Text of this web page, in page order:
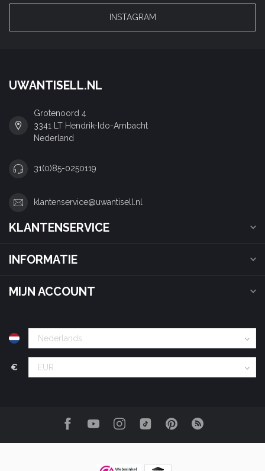
INSTAGRAM
UWANTISELL.NL
Grotenoord 4
3341 LT Hendrik-Ido-Ambacht
Nederland
31(0)85-0250119
klantenservice@uwantisell.nl
KLANTENSERVICE
INFORMATIE
MIJN ACCOUNT
€